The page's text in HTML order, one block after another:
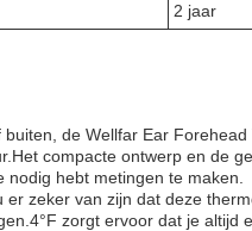
2 jaar
de Wellfar Ear
compacte ontwerp en de
hebt metingen te maken.
zeker van zijn dat deze
zorgt ervoor dat je altijd